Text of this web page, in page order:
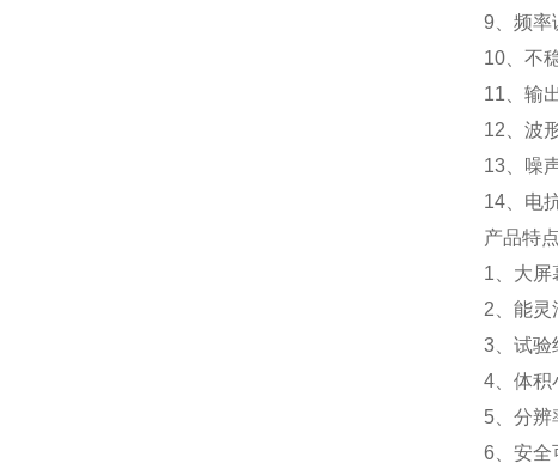
9、频率
10、不
11、输
12、波
13、噪
14、电
产品特点
1、大屏
2、能灵
3、试验
4、体积
5、分辨
6、安全